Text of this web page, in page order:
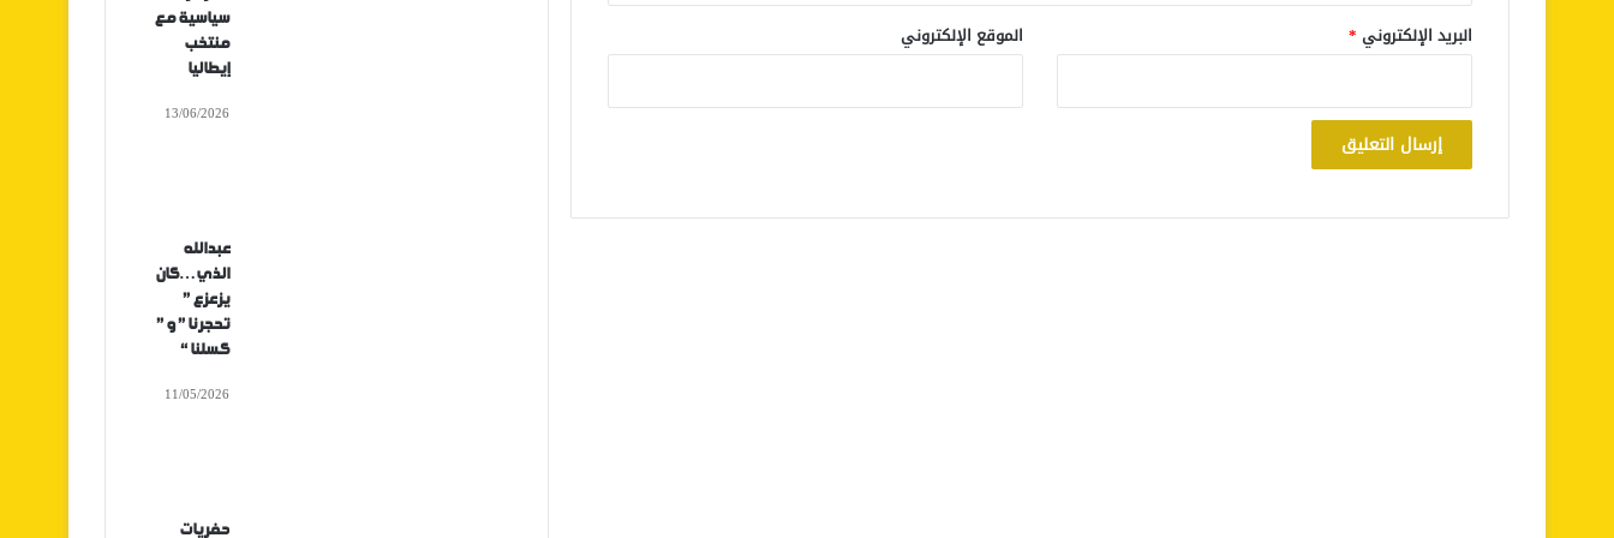
البريد الإلكتروني * الموقع الإلكتروني
سياسية مع
منتخب
إيطاليا
13/06/2026
عبدالله
الذي…كان
يزعزع ”
تحجرنا ” و ”
كسلنا “
11/05/2026
حفريات